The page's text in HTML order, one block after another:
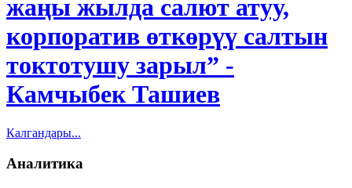
жаңы жылда салют атуу,
корпоратив өткөрүү салтын
токтотушу зарыл” -
Камчыбек Ташиев
Калгандары...
Аналитика